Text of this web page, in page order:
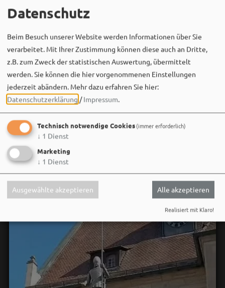
Social Media
Datenschutz
Beim Besuch unserer Website werden Informationen über Sie
verarbeitet. Mit Ihrer Zustimmung können diese auch an Dritte,
z.B. zum Zweck der statistischen Auswertung, übermittelt
werden. Sie können die hier vorgenommenen Einstellungen
jederzeit abändern. Mehr dazu erfahren Sie hier:
Datenschutzerklärung /Impressum.
Technisch notwendige Cookies(immer erforderlich)
↓ 1 Dienst
Marketing
↓ 1 Dienst
Ausgewählte akzeptieren Alle akzeptieren
Realisiert mit Klaro!